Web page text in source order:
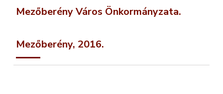
Mezőberény Város Önkormányzata.
Mezőberény, 2016.